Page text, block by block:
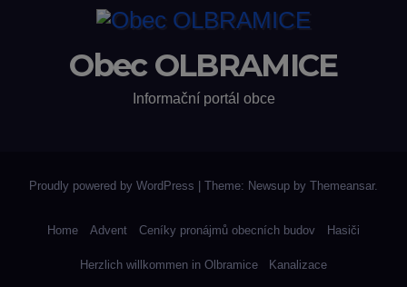
Obec OLBRAMICE
Informační portál obce
Proudly powered by WordPress Theme: Newsup by Themeansar.
Home Advent Ceníky pronájmů obecních budov Hasiči
Herzlich willkommen in Olbramice Kanalizace